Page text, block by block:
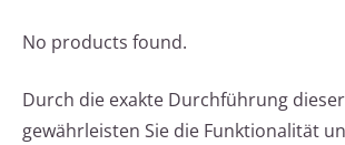
No products found.
Durch die exakte Durchführung
gewährleisten Sie die Funktionalität